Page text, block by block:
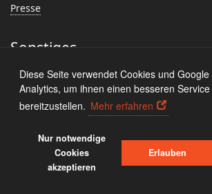
Diese Seite verwendet Cookies und Google
Analytics, um ihnen einen besseren Service
bereitzustellen. Mehr erfahren
Nur notwendige
Cookies
akzeptieren
Erlauben
Presse
Sonstiges
Feedback
Kundenmeinungen
Lizenzvereinbarungen
Copyright © 2004 - 2026 creativbox.net -